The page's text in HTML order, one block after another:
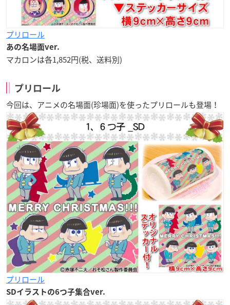
プリロール
あの名場面ver.
マカロンは各1,852円(税、送料別)
プリロール
今回は、アニメの名場面(珍場面)を使ったプリロールも登場！
プリロール
SDイラストの6つ子集合ver.